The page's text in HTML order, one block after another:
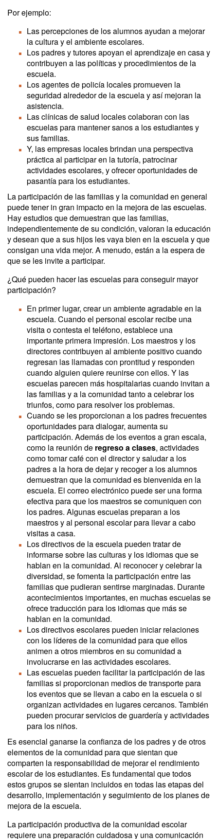
Por ejemplo:
Las percepciones de los alumnos ayudan a mejorar
la cultura y el ambiente escolares.
Los padres y tutores apoyan el aprendizaje en casa y
contribuyen a las políticas y procedimientos de la
escuela.
Los agentes de policía locales promueven la
seguridad alrededor de la escuela y así mejoran la
asistencia.
Las clínicas de salud locales colaboran con las
escuelas para mantener sanos a los estudiantes y
sus familias.
Y, las empresas locales brindan una perspectiva
práctica al participar en la tutoría, patrocinar
actividades escolares, y ofrecer oportunidades de
pasantía para los estudiantes.
La participación de las familias y la comunidad en general
puede tener in gran impacto en la mejora de las escuelas.
Hay estudios que demuestran que las familias,
independientemente de su condición, valoran la educación
y desean que a sus hijos les vaya bien en la escuela y que
consigan una vida mejor. A menudo, están a la espera de
que se les invite a participar.
¿Qué pueden hacer las escuelas para conseguir mayor
participación?
En primer lugar, crear un ambiente agradable en la
escuela. Cuando el personal escolar recibe una
visita o contesta el teléfono, establece una
importante primera impresión. Los maestros y los
directores contribuyen al ambiente positivo cuando
regresan las llamadas con prontitud y responden
cuando alguien quiere reunirse con ellos. Y las
escuelas parecen más hospitalarias cuando invitan a
las familias y a la comunidad tanto a celebrar los
triunfos, como para resolver los problemas.
Cuando se les proporcionan a los padres frecuentes
oportunidades para dialogar, aumenta su
participación. Además de los eventos a gran escala,
como la reunión de regreso a clases, actividades
como tomar café con el director y saludar a los
padres a la hora de dejar y recoger a los alumnos
demuestran que la comunidad es bienvenida en la
escuela. El correo electrónico puede ser una forma
efectiva para que los maestros se comuniquen con
los padres. Algunas escuelas preparan a los
maestros y al personal escolar para llevar a cabo
visitas a casa.
Los directivos de la escuela pueden tratar de
informarse sobre las culturas y los idiomas que se
hablan en la comunidad. Al reconocer y celebrar la
diversidad, se fomenta la participación entre las
familias que pudieran sentirse marginadas. Durante
acontecimientos importantes, en muchas escuelas se
ofrece traducción para los idiomas que más se
hablan en la comunidad.
Los directivos escolares pueden iniciar relaciones
con los líderes de la comunidad para que ellos
animen a otros miembros en su comunidad a
involucrarse en las actividades escolares.
Las escuelas pueden facilitar la participación de las
familias si proporcionan medios de transporte para
los eventos que se llevan a cabo ​​en la escuela o si
organizan actividades en lugares cercanos. También
pueden procurar servicios de guardería y actividades
para los niños.
Es esencial ganarse la confianza de los padres y de otros
elementos de la comunidad para que sientan que
comparten la responsabilidad de mejorar el rendimiento
escolar de los estudiantes. Es fundamental que todos
estos grupos se sientan incluidos en todas las etapas del
desarrollo, implementación y seguimiento de los planes de
mejora de la escuela.
La participación productiva de la comunidad escolar
requiere una preparación cuidadosa y una comunicación